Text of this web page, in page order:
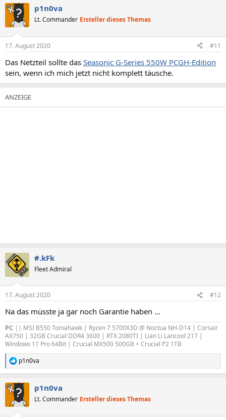
p1n0va
Lt. Commander Ersteller dieses Themas
17. August 2020 #11
Das Netzteil sollte das Seasonic G-Series 550W PCGH-Edition
sein, wenn ich mich jetzt nicht komplett täusche.
#.kFk
Fleet Admiral
17. August 2020 #12
Na das müsste ja gar noch Garantie haben …
PC || MSI B550 Tomahawk | Ryzen 7 5700X3D @ Noctua NH-D14 | Corsair
AX750 | 32GB Crucial DDR4 3600 | RTX 2080TI | Lian Li Lancool 217 |
Windows 11 Pro 64Bit | Crucial MX500 500GB + Crucial P2 1TB
R
e
k
t
i
p1n0va
p1n0va
Lt. Commander Ersteller dieses Themas